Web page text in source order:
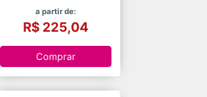
a partir de:
R$ 225,04
Comprar